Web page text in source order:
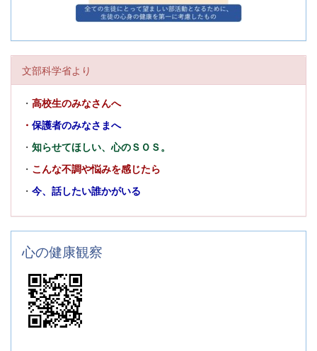
文部科学省より
・ 高校生のみなさんへ
・ 保護者のみなさまへ
・ 知らせてほしい、心のＳＯＳ。
・ こんな不調や悩みを感じたら
・ 今、話したい誰かがいる
心の健康観察